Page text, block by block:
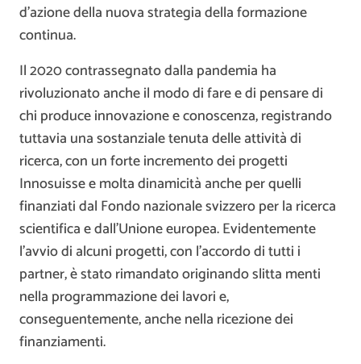
d’azione della nuova strategia della formazione
continua.
Il 2020 contrassegnato dalla pandemia ha
rivoluzionato anche il modo di fare e di pensare di
chi produce innovazione e conoscenza, registrando
tuttavia una sostanziale tenuta delle attività di
ricerca, con un forte incremento dei progetti
Innosuisse e molta dinamicità anche per quelli
finanziati dal Fondo nazionale svizzero per la ricerca
scientifica e dall’Unione europea. Evidentemente
l’avvio di alcuni progetti, con l’accordo di tutti i
partner, è stato rimandato originando slitta menti
nella programmazione dei lavori e,
conseguentemente, anche nella ricezione dei
finanziamenti.